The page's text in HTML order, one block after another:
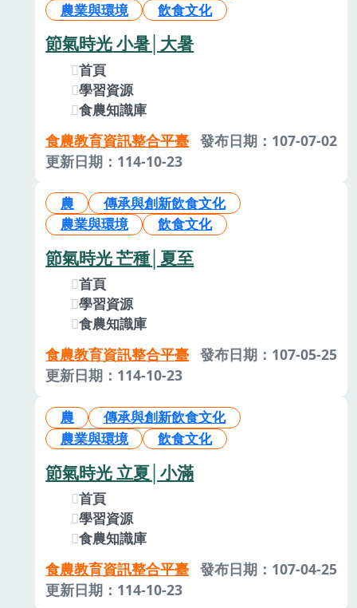
農業與環境
飲食文化
節氣時光 小暑│大暑
首頁
學習資源
食農知識庫
食農教育資訊整合平臺 發布日期：107-07-02
更新日期：114-10-23
農
傳承與創新飲食文化
農業與環境
飲食文化
節氣時光 芒種│夏至
首頁
學習資源
食農知識庫
食農教育資訊整合平臺 發布日期：107-05-25
更新日期：114-10-23
農
傳承與創新飲食文化
農業與環境
飲食文化
節氣時光 立夏│小滿
首頁
學習資源
食農知識庫
食農教育資訊整合平臺 發布日期：107-04-25
更新日期：114-10-23